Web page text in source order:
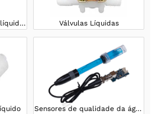
Medidores de vazão de líquidos Válvulas Líquidas
Sensores de qualidade da água